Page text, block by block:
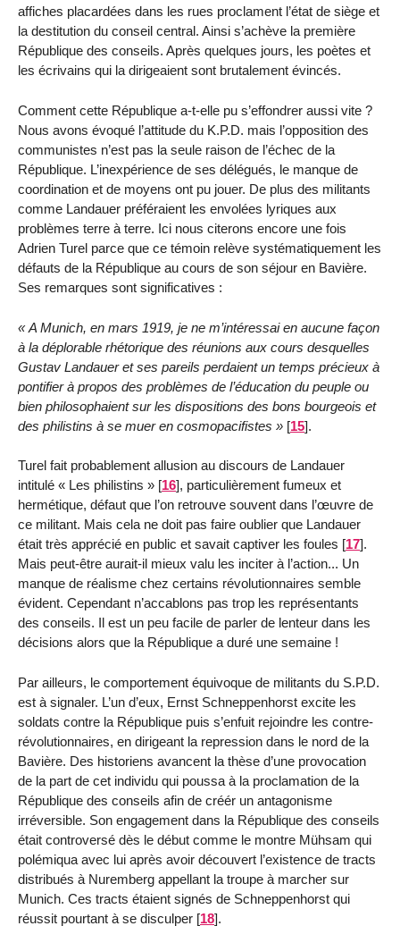
affiches placardées dans les rues proclament l’état de siège et
la destitution du conseil central. Ainsi s’achève la première
République des conseils. Après quelques jours, les poètes et
les écrivains qui la dirigeaient sont brutalement évincés.
Comment cette République a-t-elle pu s’effondrer aussi vite ?
Nous avons évoqué l’attitude du K.P.D. mais l’opposition des
communistes n’est pas la seule raison de l’échec de la
République. L’inexpérience de ses délégués, le manque de
coordination et de moyens ont pu jouer. De plus des militants
comme Landauer préféraient les envolées lyriques aux
problèmes terre à terre. Ici nous citerons encore une fois
Adrien Turel parce que ce témoin relève systématiquement les
défauts de la République au cours de son séjour en Bavière.
Ses remarques sont significatives :
A Munich, en mars 1919, je ne m’intéressai en aucune façon
à la déplorable rhétorique des réunions aux cours desquelles
Gustav Landauer et ses pareils perdaient un temps précieux à
pontifier à propos des problèmes de l’éducation du peuple ou
bien philosophaient sur les dispositions des bons bourgeois et
des philistins à se muer en cosmopacifistes
[15].
Turel fait probablement allusion au discours de Landauer
intitulé « Les philistins » [16], particulièrement fumeux et
hermétique, défaut que l’on retrouve souvent dans l’œuvre de
ce militant. Mais cela ne doit pas faire oublier que Landauer
était très apprécié en public et savait captiver les foules [17].
Mais peut-être aurait-il mieux valu les inciter à l’action... Un
manque de réalisme chez certains révolutionnaires semble
évident. Cependant n’accablons pas trop les représentants
des conseils. Il est un peu facile de parler de lenteur dans les
décisions alors que la République a duré une semaine !
Par ailleurs, le comportement équivoque de militants du S.P.D.
est à signaler. L’un d’eux, Ernst Schneppenhorst excite les
soldats contre la République puis s’enfuit rejoindre les contre-
révolutionnaires, en dirigeant la repression dans le nord de la
Bavière. Des historiens avancent la thèse d’une provocation
de la part de cet individu qui poussa à la proclamation de la
République des conseils afin de créér un antagonisme
irréversible. Son engagement dans la République des conseils
était controversé dès le début comme le montre Mühsam qui
polémiqua avec lui après avoir découvert l’existence de tracts
distribués à Nuremberg appellant la troupe à marcher sur
Munich. Ces tracts étaient signés de Schneppenhorst qui
réussit pourtant à se disculper [18].